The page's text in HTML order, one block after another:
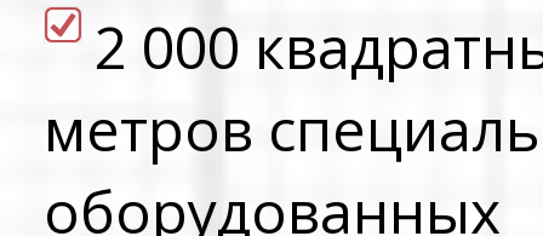
2 000
метров
оборудованных